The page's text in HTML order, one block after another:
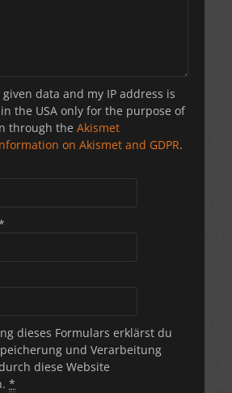
data and my IP address is
the USA only for the purpose of
through the Akismet
on Akismet and GDPR.
dieses Formulars erklärst du
und Verarbeitung
diese Website
*